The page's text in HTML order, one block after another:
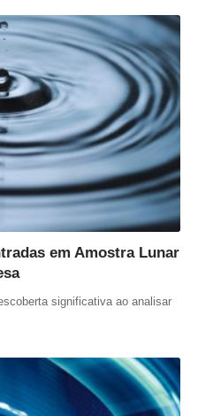
em Amostra Lunar
significativa ao analisar